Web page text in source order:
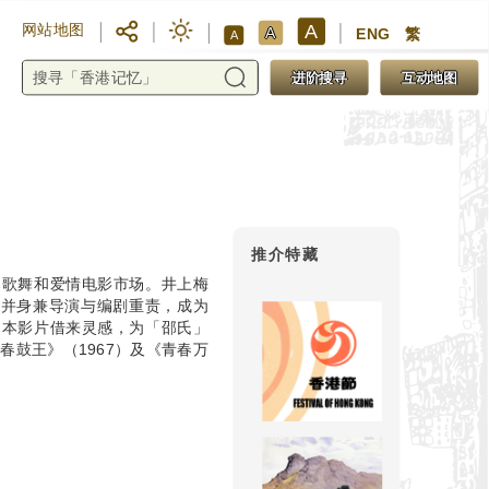
网站地图 A A A ENG 繁
进阶搜寻 互动地图
舞和爱情电影市场。井上梅
身兼导演与编剧重责，成为
影片借来灵感，为「邵氏」
鼓王》（1967）及《青春万
推介特藏